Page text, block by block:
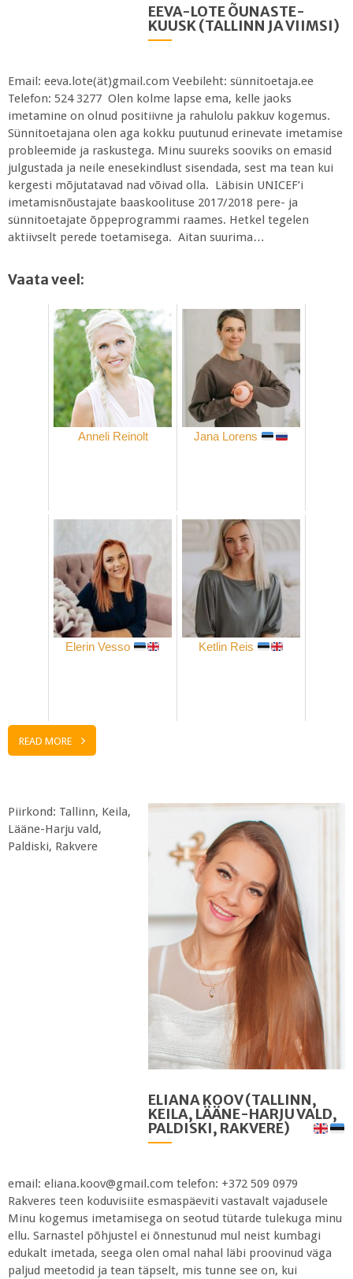
EEVA-LOTE ÕUNASTE-
KUUSK (TALLINN JA VIIMSI)
Email: eeva.lote(ät)gmail.com Veebileht: sünnitoetaja.ee
Telefon: 524 3277 Olen kolme lapse ema, kelle jaoks
imetamine on olnud positiivne ja rahulolu pakkuv kogemus.
Sünnitoetajana olen aga kokku puutunud erinevate imetamise
probleemide ja raskustega. Minu suureks sooviks on emasid
julgustada ja neile enesekindlust sisendada, sest ma tean kui
kergesti mõjutatavad nad võivad olla. Läbisin UNICEF’i
imetamisnõustajate baaskoolituse 2017/2018 pere- ja
sünnitoetajate õppeprogrammi raames. Hetkel tegelen
aktiivselt perede toetamisega. Aitan suurima…
Vaata veel:
Anneli Reinolt Jana Lorens
Elerin Vesso Ketlin Reis
READ MORE
ELIANA KOOV (TALLINN,
KEILA, LÄÄNE-HARJU VALD,
PALDISKI, RAKVERE)
Piirkond: Tallinn, Keila,
Lääne-Harju vald,
Paldiski, Rakvere
email: eliana.koov@gmail.com telefon: +372 509 0979
Rakveres teen koduvisiite esmaspäeviti vastavalt vajadusele
Minu kogemus imetamisega on seotud tütarde tulekuga minu
ellu. Sarnastel põhjustel ei õnnestunud mul neist kumbagi
edukalt imetada, seega olen omal nahal läbi proovinud väga
paljud meetodid ja tean täpselt, mis tunne see on, kui